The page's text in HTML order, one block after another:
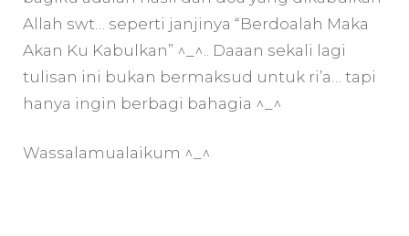
Allah swt… seperti janjinya “Berdoalah Maka
Akan Ku Kabulkan” ^_^.. Daaan sekali lagi
tulisan ini bukan bermaksud untuk ri’a… tapi
hanya ingin berbagi bahagia ^_^
Wassalamualaikum ^_^